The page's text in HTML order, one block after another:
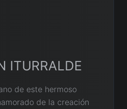
ITURRALDE
de este hermoso
de la creación